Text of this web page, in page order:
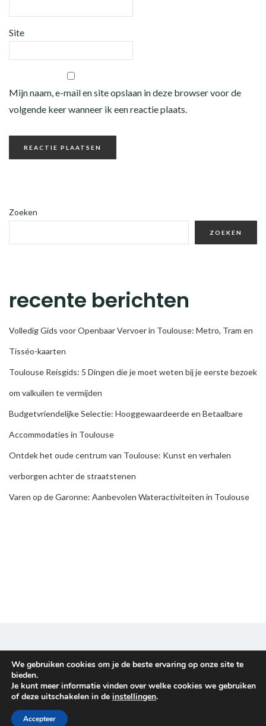
Site
Mijn naam, e-mail en site opslaan in deze browser voor de
volgende keer wanneer ik een reactie plaats.
Zoeken
ZOEKEN
recente berichten
Volledig Gids voor Openbaar Vervoer in Toulouse: Metro, Tram en
Tisséo-kaarten
Toulouse Reisgids: 5 Dingen die je moet weten bij je eerste bezoek
om valkuilen te vermijden
Budgetvriendelijke Selectie: Hooggewaardeerde en Betaalbare
Accommodaties in Toulouse
Ontdek het oude centrum van Toulouse: Kunst en verhalen
verborgen achter de straatstenen
Varen op de Garonne: Aanbevolen Wateractiviteiten in Toulouse
Disclaimer & Privacy policy
Copyright © 2026Familieuitje. All rights reserved.
Proudly powered by
We gebruiken cookies om je de beste ervaring op onze site te
bieden.
Je kunt meer informatie vinden over welke cookies we gebruiken
of deze uitschakelen in de instellingen.
Accepteer